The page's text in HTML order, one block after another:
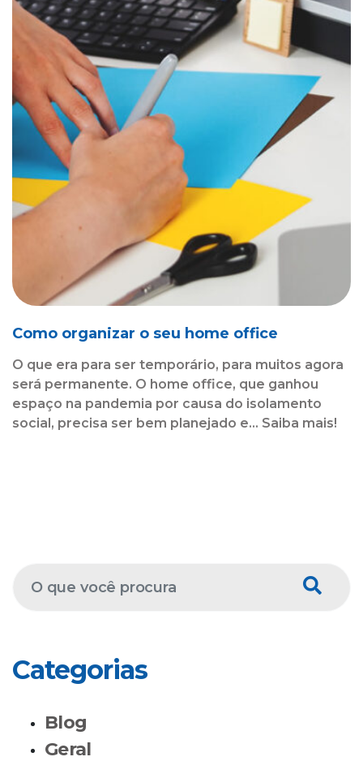
Como organizar o seu home office
O que era para ser temporário, para muitos agora
será permanente. O home office, que ganhou
espaço na pandemia por causa do isolamento
social, precisa ser bem planejado e... Saiba mais!
Categorias
Blog
Geral